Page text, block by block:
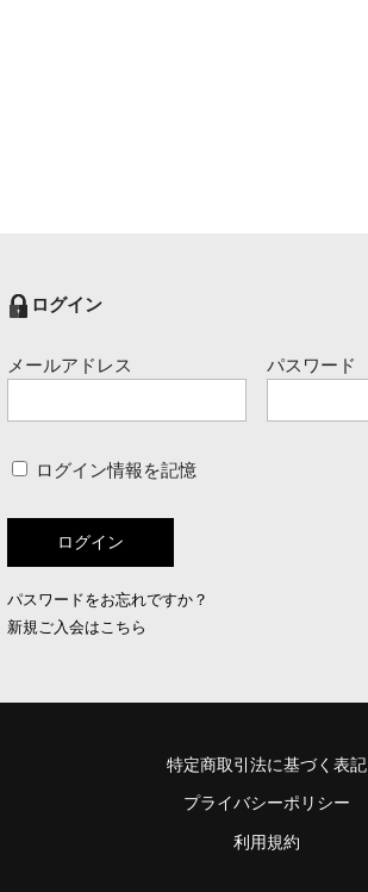
ログイン
メールアドレス パスワード
ログイン情報を記憶
パスワードをお忘れですか？
新規ご入会はこちら
特定商取引法に基づく表記
プライバシーポリシー
利用規約